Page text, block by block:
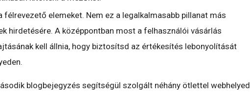
félrevezető elemeket. Nem ez a legalkalmasabb pillanat más
hirdetésére. A középpontban most a felhasználói vásárlás
kell állnia, hogy biztosítsd az értékesítés lebonyolítását
blogbejegyzés segítségül szolgált néhány ötlettel webhelyed